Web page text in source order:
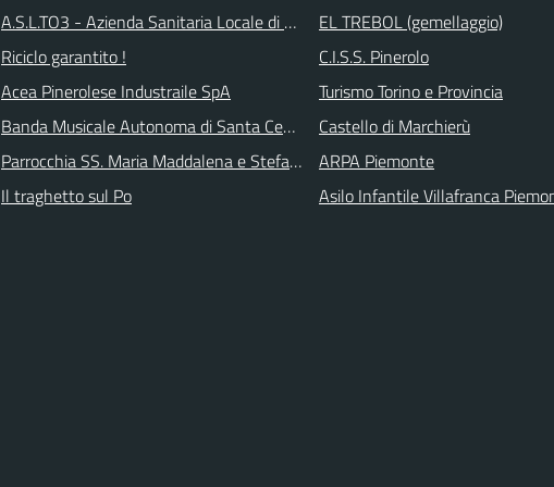
A.S.L.TO3 - Azienda Sanitaria Locale di Collegno e Pinerolo
Riciclo garantito !
Acea Pinerolese Industraile SpA
Banda Musicale Autonoma di Santa Cecilia
Parrocchia SS. Maria Maddalena e Stefano
Il traghetto sul Po
EL TREBOL (gemellaggio)
C.I.S.S. Pinerolo
Turismo Torino e Provincia
Castello di Marchierù
ARPA Piemonte
Asilo Infantile Villafranca